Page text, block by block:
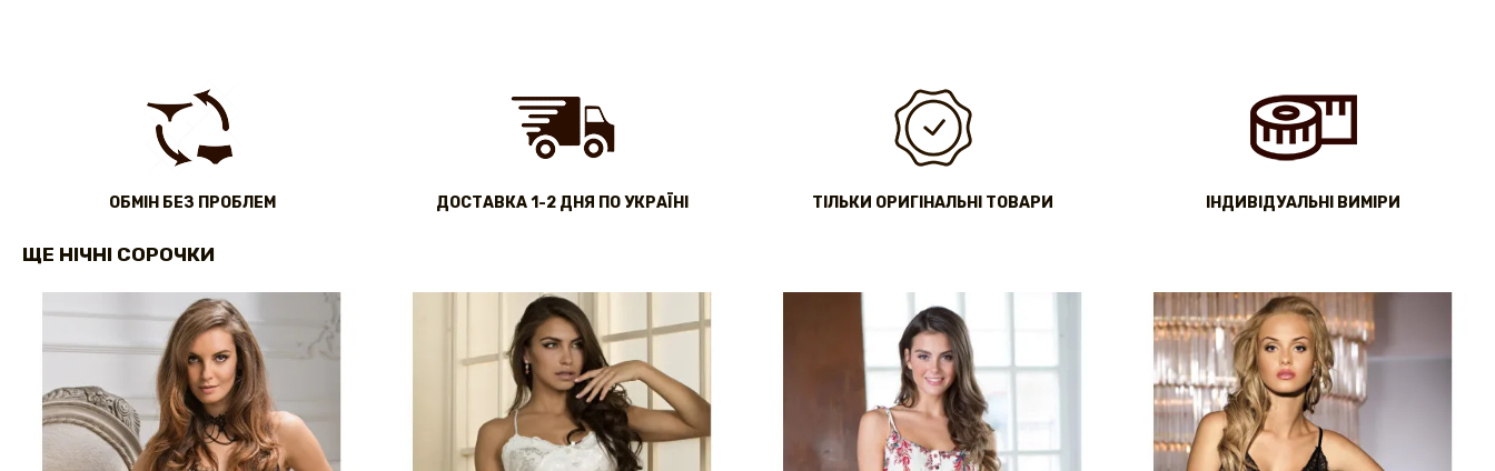
ОБМІН БЕЗ ПРОБЛЕМ ДОСТАВКА 1-2 ДНЯ ПО УКРАЇНІ ТІЛЬКИ ОРИГІНАЛЬНІ ТОВАРИ IНДИВІДУАЛЬНІ ВИМІРИ
ЩЕ НІЧНІ СОРОЧКИ